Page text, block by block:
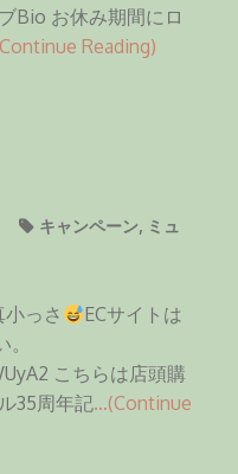
Bio お休み期間にロ
Reading)
キャンペーン, ミュ
っさ
ECサイトは
こちらは店頭購
35周年記…(Continue